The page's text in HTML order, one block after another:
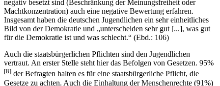
negativ besetzt sind (Beschränkung der Meinungsfreiheit oder
Machtkonzentration) auch eine negative Bewertung erfahren.
Insgesamt haben die deutschen Jugendlichen ein sehr einheitliches
Bild von der Demokratie und „unterscheiden sehr gut [...], was gut
für die Demokratie ist und was schlecht.“ (Ebd.: 106)
Auch die staatsbürgerlichen Pflichten sind den Jugendlichen
vertraut. An erster Stelle steht hier das Befolgen von Gesetzen. 95%
[8] der Befragten halten es für eine staatsbürgerliche Pflicht, die
Gesetze zu achten. Auch die Einhaltung der Menschenrechte (91%)